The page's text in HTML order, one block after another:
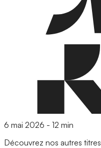
6 mai 2026 - 12 min
Découvrez nos autres titres